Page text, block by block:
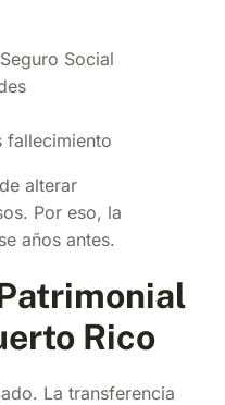
Social
fallecimiento
alterar
Por eso, la
años antes.
Rico
La transferencia